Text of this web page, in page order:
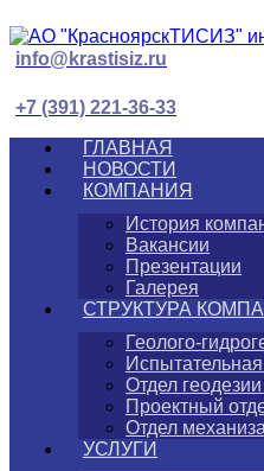
info@krastisiz.ru
+7 (391) 221-36-33
ГЛАВНАЯ
НОВОСТИ
КОМПАНИЯ
История
Вакансии
Презентации
Галерея
СТРУКТУРА
Геолого-
Отдел
Проектный
Отдел
УСЛУГИ